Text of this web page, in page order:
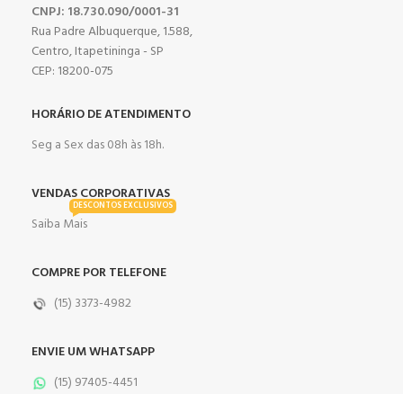
CNPJ: 18.730.090/0001-31
Rua Padre Albuquerque, 1.588,
Centro, Itapetininga - SP
CEP: 18200-075
HORÁRIO DE ATENDIMENTO
Seg a Sex das 08h às 18h.
VENDAS CORPORATIVAS
Saiba Mais
DESCONTOS EXCLUSIVOS
COMPRE POR TELEFONE
(15) 3373-4982
ENVIE UM WHATSAPP
(15) 97405-4451